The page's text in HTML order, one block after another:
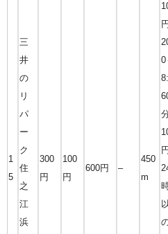
1
5
三
井
の
リ
パ
ー
ク
住
之
江
浜
300
円
100
円
600円 –
450
m
0